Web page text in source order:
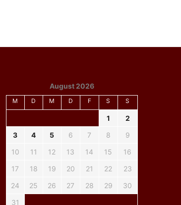
August 2026
M D M D F S S
1
2
3
4 5 6 7 8
9
10
11 12 13 14 15
16
17
18 19 20 21 22
23
24
25 26 27 28 29
30
31